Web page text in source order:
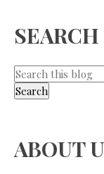
SEARCH
ABOUT